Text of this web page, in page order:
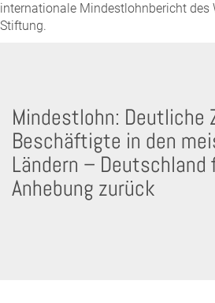
internationale Mindestlohnbericht des
Stiftung.
Mindestlohn: Deutliche
Beschäftigte in den
Ländern –
Anhebung zurück